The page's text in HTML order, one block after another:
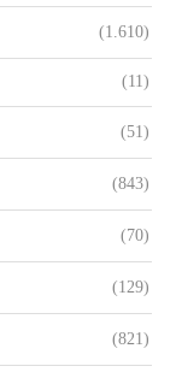
(1.610)
(11)
(51)
(843)
(70)
(129)
(821)